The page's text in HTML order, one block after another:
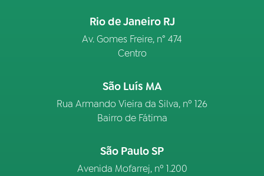
Rio de Janeiro RJ
Av. Gomes Freire, n° 474
Centro
São Luís MA
Rua Armando Vieira da Silva, nº 126
Bairro de Fátima
São Paulo SP
Avenida Mofarrej, nº 1.200